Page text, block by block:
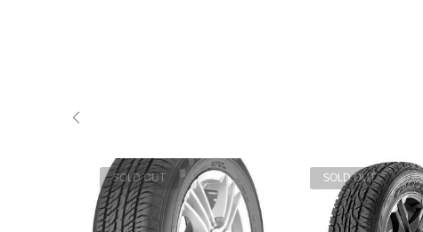
SOLD OUT SOLD OUT